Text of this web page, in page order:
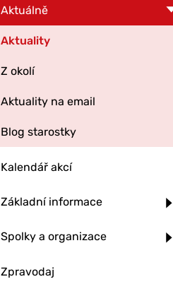
Aktuálně
Aktuality
Z okolí
Aktuality na email
Blog starostky
Kalendář akcí
Základní informace
Spolky a organizace
Zpravodaj